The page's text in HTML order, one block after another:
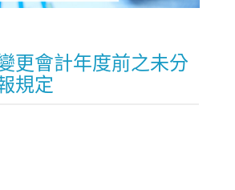
更會計年度前之未分
規定